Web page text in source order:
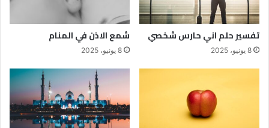
تفسير حلم اني حارس شخصي
8 يونيو، 2025
شمع الاذن في المنام
8 يونيو، 2025